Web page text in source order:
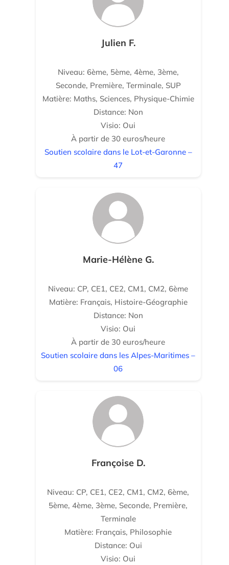
Julien F.
Niveau: 6ème, 5ème, 4ème, 3ème,
Seconde, Première, Terminale, SUP
Matière: Maths, Sciences, Physique-Chimie
Distance: Non
Visio: Oui
À partir de 30 euros/heure
Soutien scolaire dans le Lot-et-Garonne –
47
Marie-Hélène G.
Niveau: CP, CE1, CE2, CM1, CM2, 6ème
Matière: Français, Histoire-Géographie
Distance: Non
Visio: Oui
À partir de 30 euros/heure
Soutien scolaire dans les Alpes-Maritimes –
06
Françoise D.
Niveau: CP, CE1, CE2, CM1, CM2, 6ème,
5ème, 4ème, 3ème, Seconde, Première,
Terminale
Matière: Français, Philosophie
Distance: Oui
Visio: Oui